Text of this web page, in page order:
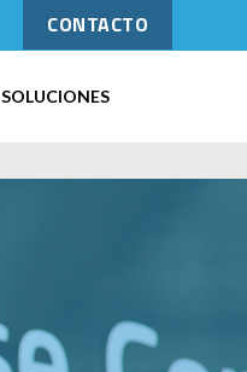
CONTACTO
SOLUCIONES